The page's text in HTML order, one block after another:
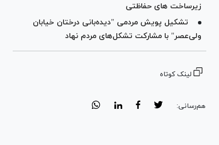
زیرساخت های حفاظتی
تشکیل پویش مردمی "دیده‌بانی درختان خیابان
ولی‌عصر" با مشارکت تشکل‌های مردم نهاد
لینک کوتاه
هم‌رسانی: